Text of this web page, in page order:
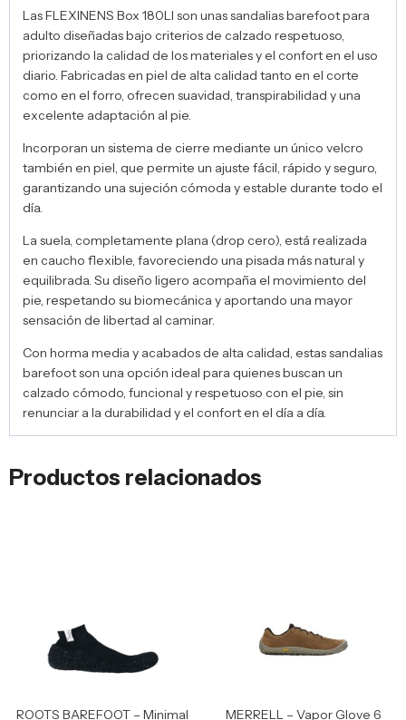
Las FLEXINENS Box 180LI son unas sandalias barefoot para
adulto diseñadas bajo criterios de calzado respetuoso,
priorizando la calidad de los materiales y el confort en el uso
diario. Fabricadas en piel de alta calidad tanto en el corte
como en el forro, ofrecen suavidad, transpirabilidad y una
excelente adaptación al pie.
Incorporan un sistema de cierre mediante un único velcro
también en piel, que permite un ajuste fácil, rápido y seguro,
garantizando una sujeción cómoda y estable durante todo el
día.
La suela, completamente plana (drop cero), está realizada
en caucho flexible, favoreciendo una pisada más natural y
equilibrada. Su diseño ligero acompaña el movimiento del
pie, respetando su biomecánica y aportando una mayor
sensación de libertad al caminar.
Con horma media y acabados de alta calidad, estas sandalias
barefoot son una opción ideal para quienes buscan un
calzado cómodo, funcional y respetuoso con el pie, sin
renunciar a la durabilidad y el confort en el día a día.
Productos relacionados
ROOTS BAREFOOT – Minimal
MERRELL – Vapor Glove 6